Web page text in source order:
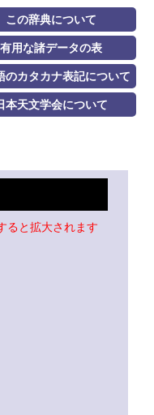
この辞典について
有用な諸データの表
のカタカナ表記について
本天文学会について
ると拡大されます